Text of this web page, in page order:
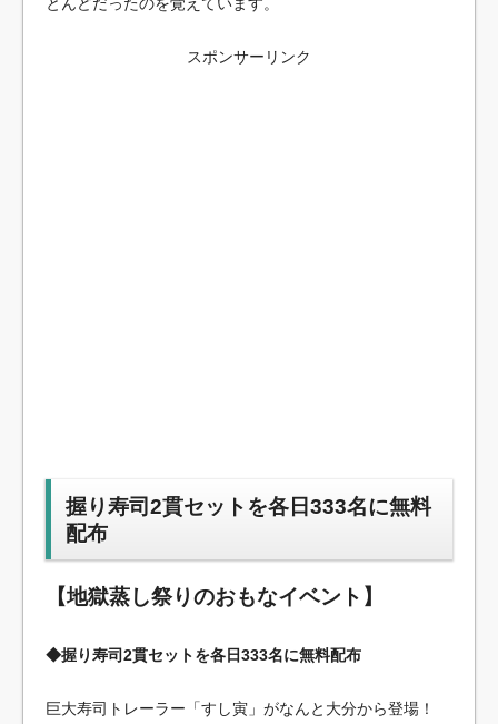
スポンサーリンク
握り寿司2貫セットを各日333名に無料
配布
【地獄蒸し祭りのおもなイベント】
◆握り寿司2貫セットを各日333名に無料配布
巨大寿司トレーラー「すし寅」がなんと大分から登場！